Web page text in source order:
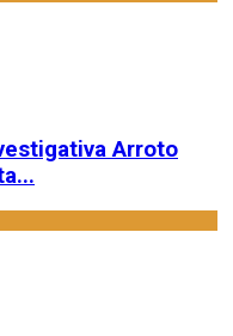
Arroto